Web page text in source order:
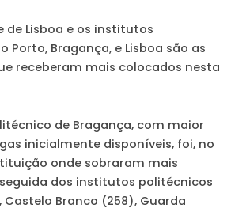
de Lisboa e os institutos
Porto, Bragança, e Lisboa são as
receberam mais colocados nesta
de Bragança, com maior
inicialmente disponíveis, foi, no
onde sobraram mais
seguida dos institutos politécnicos
Castelo Branco (258), Guarda